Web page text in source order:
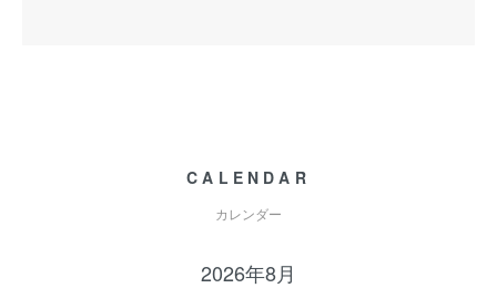
CALENDAR
カレンダー
2026年8月